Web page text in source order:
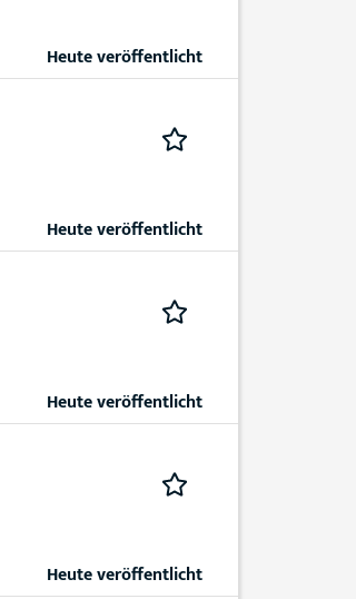
Heute veröffentlicht
Heute veröffentlicht
Heute veröffentlicht
Heute veröffentlicht